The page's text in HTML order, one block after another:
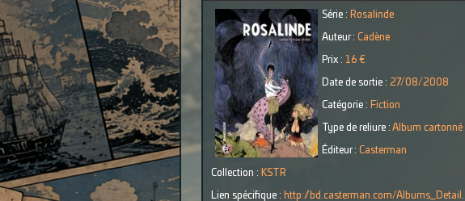
Série : Rosalinde
Auteur : Cadène
Prix : 16 €
Date de sortie : 27/08/2008
Catégorie : Fiction
Type de reliure : Album cartonné
Éditeur : Casterman
Collection : KSTR
Lien spécifique : http://bd.casterman.com/Albums_Detail...